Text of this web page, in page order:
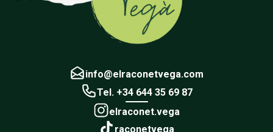
info@elraconetvega.com
Tel. +34 644 35 69 87
elraconet.vega
raconetvega